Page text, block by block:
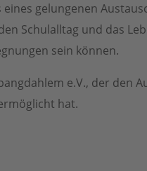
gelungenen
Schulalltag und das
sein können.
e.V., der den
hat.